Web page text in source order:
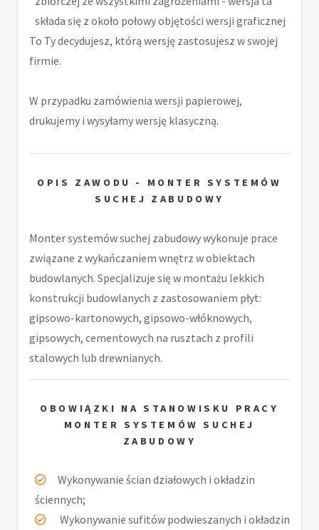
składa się z około połowy objętości wersji graficznej
To Ty decydujesz, którą wersję zastosujesz w swojej
firmie.
W przypadku zamówienia wersji papierowej,
drukujemy i wysyłamy wersję klasyczną.
OPIS ZAWODU - MONTER SYSTEMÓW
SUCHEJ ZABUDOWY
Monter systemów suchej zabudowy wykonuje prace
związane z wykańczaniem wnętrz w obiektach
budowlanych. Specjalizuje się w montażu lekkich
konstrukcji budowlanych z zastosowaniem płyt:
gipsowo-kartonowych, gipsowo-włóknowych,
gipsowych, cementowych na rusztach z profili
stalowych lub drewnianych.
OBOWIĄZKI NA STANOWISKU PRACY
MONTER SYSTEMÓW SUCHEJ
ZABUDOWY
Wykonywanie ścian działowych i okładzin
ściennych;
Wykonywanie sufitów podwieszanych i okładzin